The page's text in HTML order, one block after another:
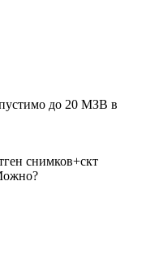
до 20 МЗВ в
снимков+скт